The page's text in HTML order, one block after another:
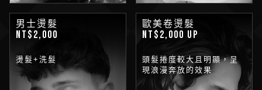
男士燙髮
NT$2,000
燙髮+洗髮
歐美卷燙髮
NT$2,000 up
頭髮捲度較大且明顯，呈
現浪漫奔放的效果